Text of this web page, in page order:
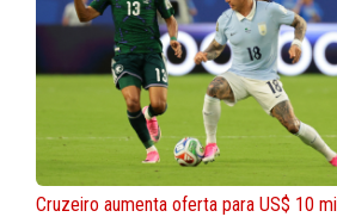
Cruzeiro aumenta oferta para US$ 10